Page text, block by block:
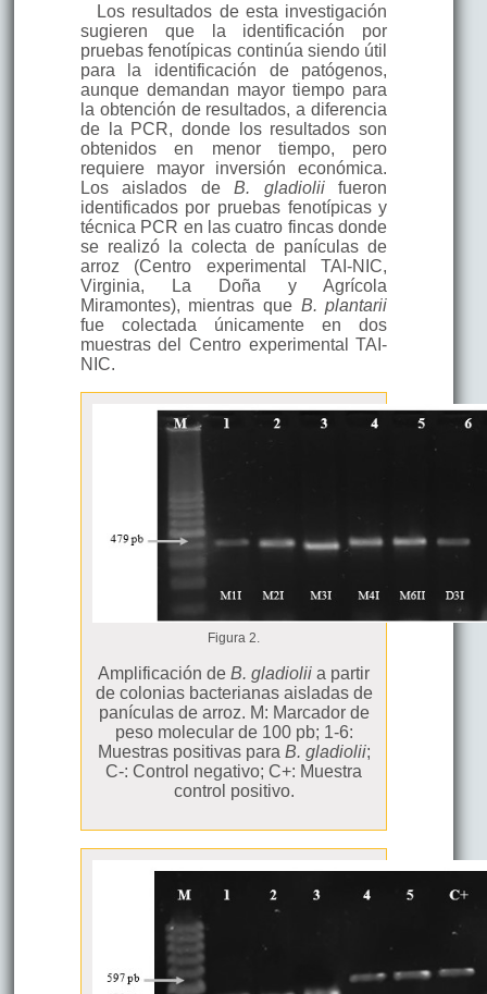
Los resultados de esta investigación
sugieren que la identificación por
pruebas fenotípicas continúa siendo útil
para la identificación de patógenos,
aunque demandan mayor tiempo para
la obtención de resultados, a diferencia
de la PCR, donde los resultados son
obtenidos en menor tiempo, pero
requiere mayor inversión económica.
Los aislados deB. gladioliifueron
identificados por pruebas fenotípicas y
técnica PCR en las cuatro fincas donde
se realizó la colecta de panículas de
arroz (Centro experimental TAI-NIC,
Virginia, La Doña y Agrícola
Miramontes), mientras que B. plantarii
fue colectada únicamente en dos
muestras del Centro experimental TAI-
NIC.
Figura 2.
Amplificación deB. gladiolii a partir
de colonias bacterianas aisladas de
panículas de arroz. M: Marcador de
peso molecular de 100 pb; 1-6:
Muestras positivas para B. gladiolii;
C-: Control negativo; C+: Muestra
control positivo.